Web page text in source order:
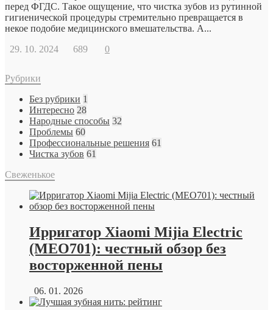
перед ФГДС. Такое ощущение, что чистка зубов из рутинной
гигиенической процедуры стремительно превращается в
некое подобие медицинского вмешательства. А...
29. 10. 2024
689 0
Рубрики
Без рубрики 1
Интересно 28
Народные способы 32
Проблемы 60
Профессиональные решения 61
Чистка зубов 61
Свеженькое
Ирригатор Xiaomi Mijia Electric
(MEO701): честный обзор без
восторженной пены
06. 01. 2026